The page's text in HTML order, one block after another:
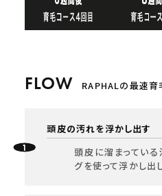
RAPHALの最速育
頭皮の汚れを浮かし出す
頭皮に溜まっている
グを使って浮かし出し